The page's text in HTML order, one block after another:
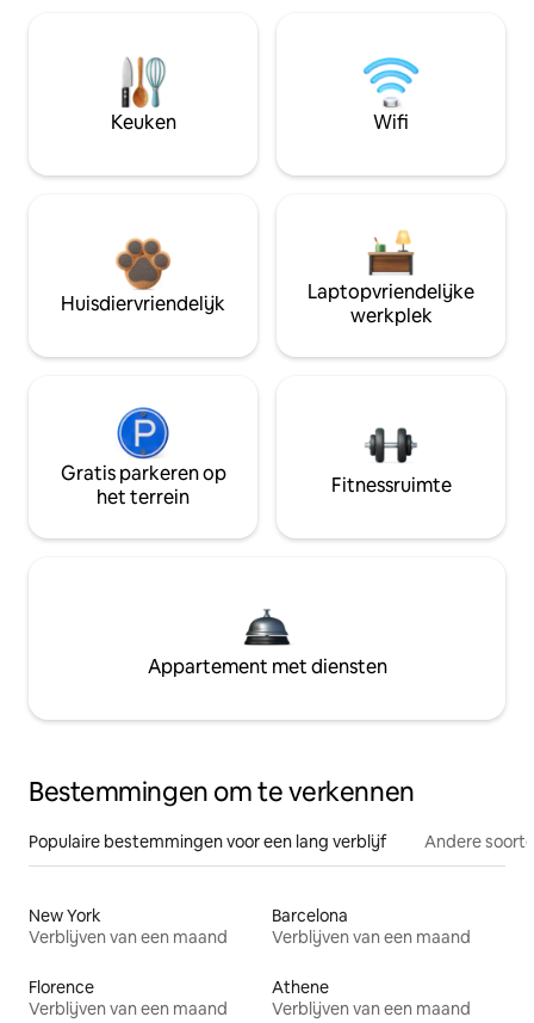
Keuken Wifi
Huisdiervriendelijk
Laptopvriendelijke
werkplek
Gratis parkeren op
het terrein
Fitnessruimte
Appartement met diensten
Bestemmingen om te verkennen
Populaire bestemmingen voor een lang verblijf Andere
New York
Verblijven van een maand
Barcelona
Verblijven van een maand
Florence
Verblijven van een maand
Athene
Verblijven van een maand